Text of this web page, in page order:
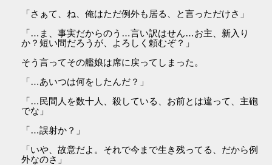
「さぁて、ね、俺はただ例外も居る、と言っただけさ」
「…ま、事実だからのう…言い訳はせん…お主、新入り
か？短い間だろうが、よろしく頼むぞ？」
そう言ってその艦娘は席に戻ってしまった。
「…あいつは何をしたんだ？」
「…民間人を数十人、殺している、お前とは違って、主砲
でな」
「…誤射か？」
「いや、故意だよ。それで今まで生き残ってる、だから例
外なのさ」